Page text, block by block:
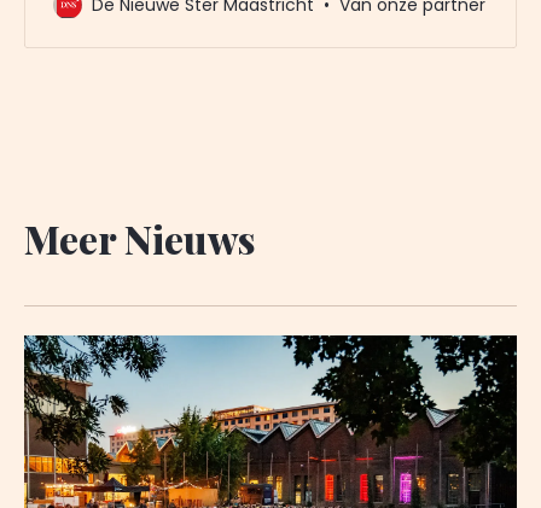
van De Nieuwe Ster. Meer dan 20.000 trouwe lezers
Meer Nieuws